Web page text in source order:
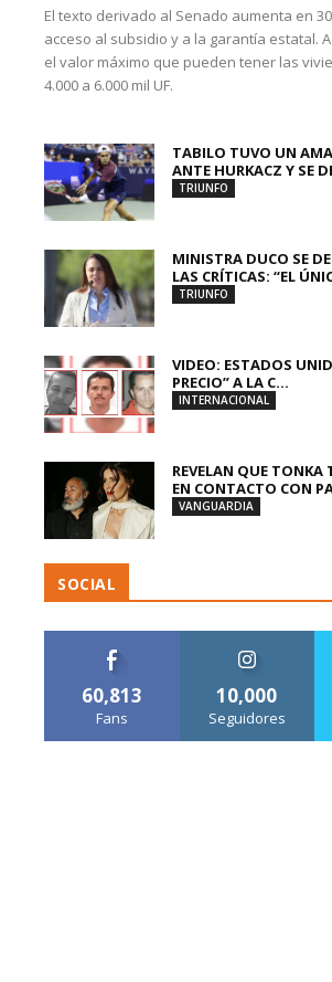
El texto derivado al Senado aumenta en
acceso al subsidio y a la garantía estatal.
el valor máximo que pueden tener las
4.000 a 6.000 mil UF.
TABILO TUVO UN
ANTE HURKACZ Y SE
TRIUNFO
MINISTRA DUCO SE
LAS CRÍTICAS: “EL
TRIUNFO
VIDEO: ESTADOS
PRECIO” A LA C...
INTERNACIONAL
REVELAN QUE TONKA
EN CONTACTO CON
VANGUARDIA
SOCIAL
60,813
Fans
10,000
Seguidores